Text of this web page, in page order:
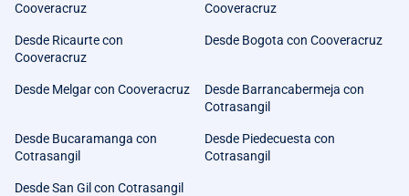
Cooveracruz
Cooveracruz
Desde Ricaurte con
Cooveracruz
Desde Bogota con Cooveracruz
Desde Melgar con Cooveracruz
Desde Barrancabermeja con
Cotrasangil
Desde Bucaramanga con
Cotrasangil
Desde Piedecuesta con
Cotrasangil
Desde San Gil con Cotrasangil